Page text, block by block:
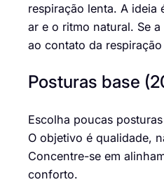
respiração lenta. A ideia
ar e o ritmo natural. Se
ao contato da
Posturas base
Escolha poucas
O objetivo é qualidade,
Concentre-se em
conforto.